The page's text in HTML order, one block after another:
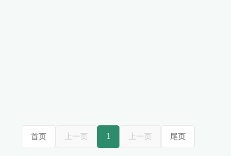
首页 上一页 1 上一页 尾页